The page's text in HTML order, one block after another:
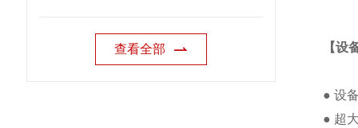
查看全部 【设
● 设
● 超